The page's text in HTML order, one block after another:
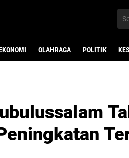
OLAHRAGA POLITIK